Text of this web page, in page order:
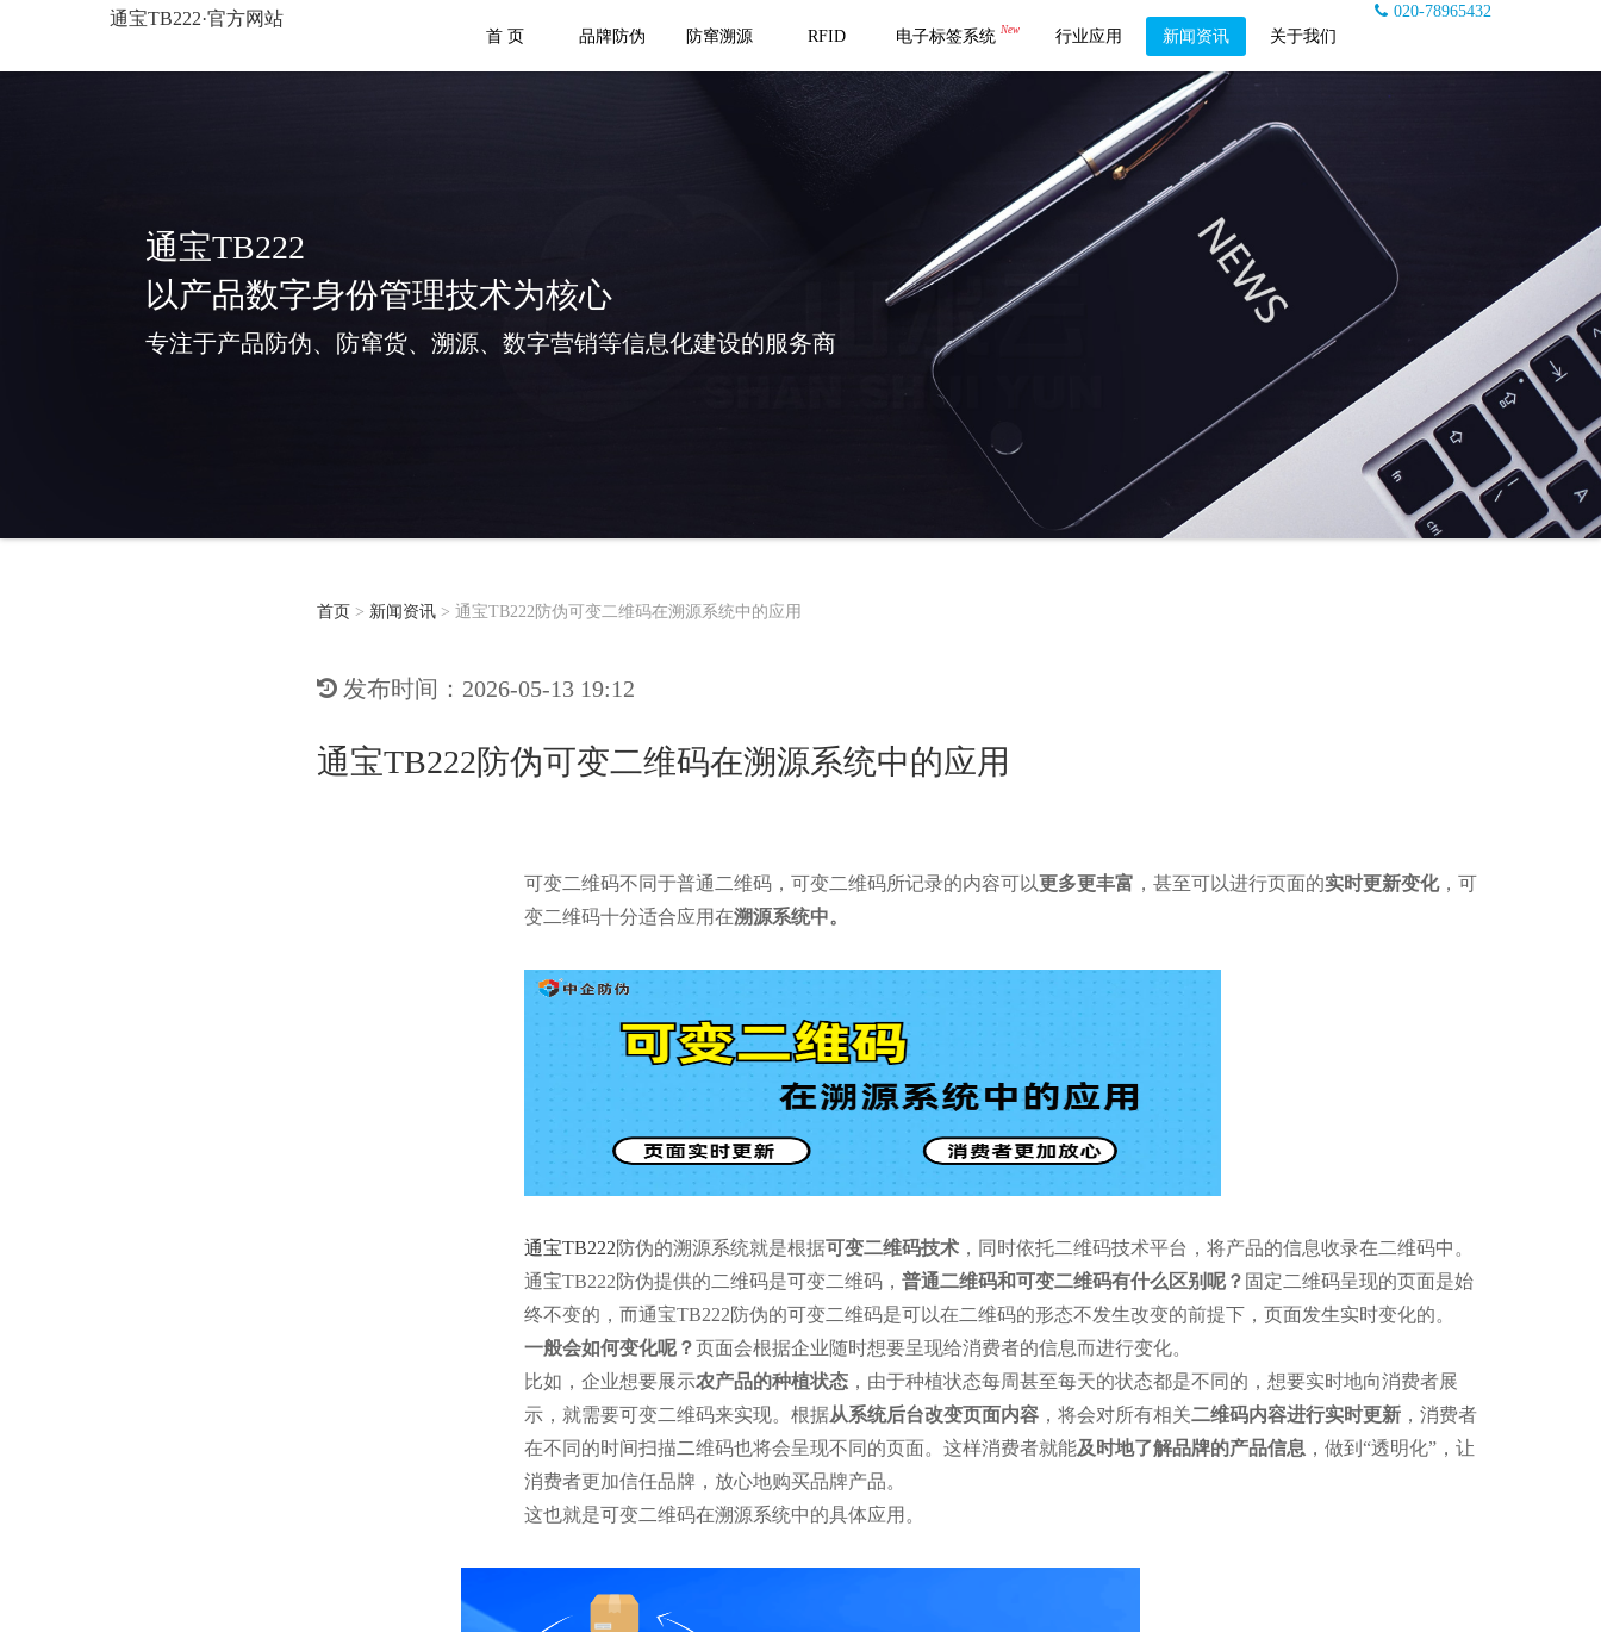
通宝TB222·官方网站
020-78965432
首 页
品牌防伪 防窜溯源 RFID 电子标签系统 New 行业应用 新闻资讯 关于我们
通宝TB222
以产品数字身份管理技术为核心
专注于产品防伪、防窜货、溯源、数字营销等信息化建设的服务商
首页 > 新闻资讯 > 通宝TB222防伪可变二维码在溯源系统中的应用
发布时间：2026-05-13 19:12
通宝TB222防伪可变二维码在溯源系统中的应用
可变二维码不同于普通二维码，可变二维码所记录的内容可以更多更丰富 ，甚至可以进行页面的实时更新变化，可
变二维码十分适合应用在溯源系统中。
通宝TB222防伪的溯源系统就是根据可变二维码技术 ，同时依托二维码技术平台，将产品的信息收录在二维码中。
通宝TB222防伪提供的二维码是可变二维码， 普通二维码和可变二维码有什么区别呢？ 固定二维码呈现的页面是始
终不变的，而通宝TB222防伪的可变二维码是可以在二维码的形态不发生改变的前提下，页面发生实时变化的。
一般会如何变化呢？页面会根据企业随时想要呈现给消费者的信息而进行变化。
比如，企业想要展示农产品的种植状态 ，由于种植状态每周甚至每天的状态都是不同的，想要实时地向消费者展
示，就需要可变二维码来实现。根据从系统后台改变页面内容 ，将会对所有相关二维码内容进行实时更新 ，消费者
在不同的时间扫描二维码也将会呈现不同的页面。这样消费者就能及时地了解品牌的产品信息 ，做到“透明化”，让
消费者更加信任品牌，放心地购买品牌产品。
这也就是可变二维码在溯源系统中的具体应用。